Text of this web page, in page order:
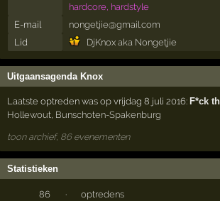
hardcore, hardstyle
E-mail
nongetjie@gmail.com
Lid
DjKnox aka Nongetjie
Uitgaansagenda Knox
Laatste optreden was op vrijdag 8 juli 2016:F*ck
Hollewout Bunschoten-Spakenburg
toon archief, 86 evenementen
Statistieken
86 ·
optredens